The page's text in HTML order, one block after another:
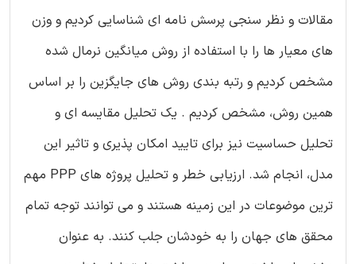
مقالات و نظر سنجی پرسش نامه ای شناسایی کردیم و وزن
های معیار ها را با استفاده از روش میانگین نرمال شده
مشخص کردیم و رتبه بندی روش های جایگزین را بر اساس
همین روش، مشخص کردیم . یک تحلیل مقایسه ای و
تحلیل حساسیت نیز برای تایید امکان پذیری و تاثیر این
مدل، انجام شد. ارزیابی خطر و تحلیل پروژه های PPP مهم
ترین موضوعات در این زمینه هستند و می توانند توجه تمام
محقق های جهان را به خودشان جلب کنند. به عنوان